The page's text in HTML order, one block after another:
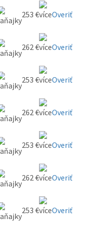
253 € Overiť
262 € Overiť
253 € Overiť
262 € Overiť
253 € Overiť
262 € Overiť
253 € Overiť